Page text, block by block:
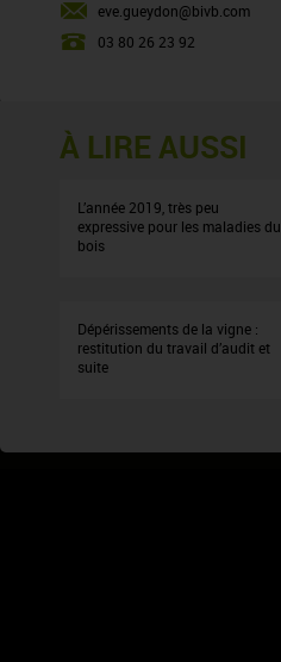
eve.gueydon@bivb.com
03 80 26 23 92
À LIRE AUSSI
L’année 2019, très peu
expressive pour les maladies du
bois
Dépérissements de la vigne :
restitution du travail d’audit et
suite